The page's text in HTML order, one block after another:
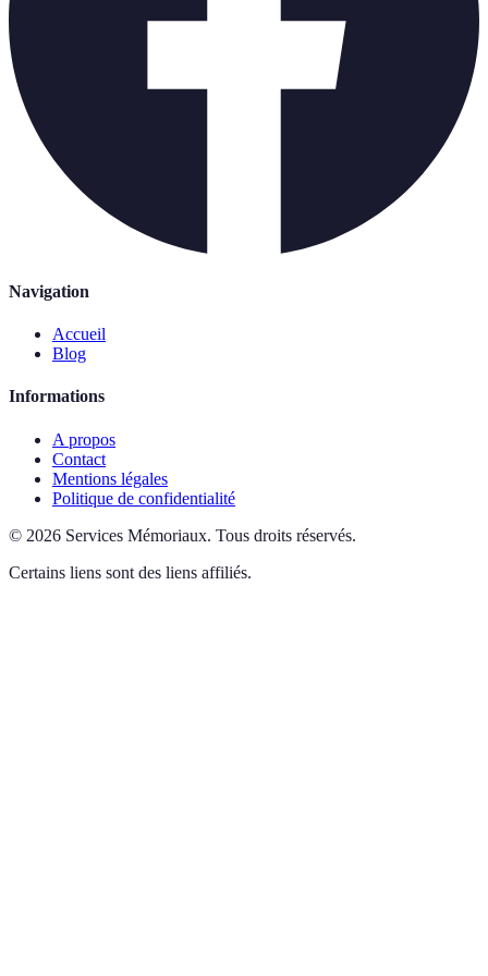
Navigation
Accueil
Blog
Informations
A propos
Contact
Mentions légales
Politique de confidentialité
© 2026 Services Mémoriaux. Tous droits réservés.
Certains liens sont des liens affiliés.